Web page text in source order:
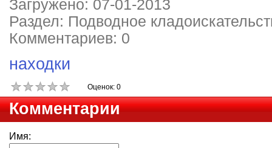
Загружено: 07-01-2013
Раздел: Подводное
Комментариев: 0
находки
Оценок: 0
Комментарии
Имя: